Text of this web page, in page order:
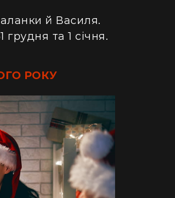
й Василя.
грудня та 1 січня.
РОКУ